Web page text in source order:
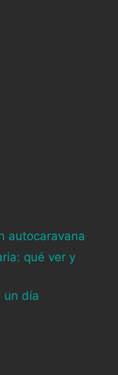
autocaravana
qué ver y
un día